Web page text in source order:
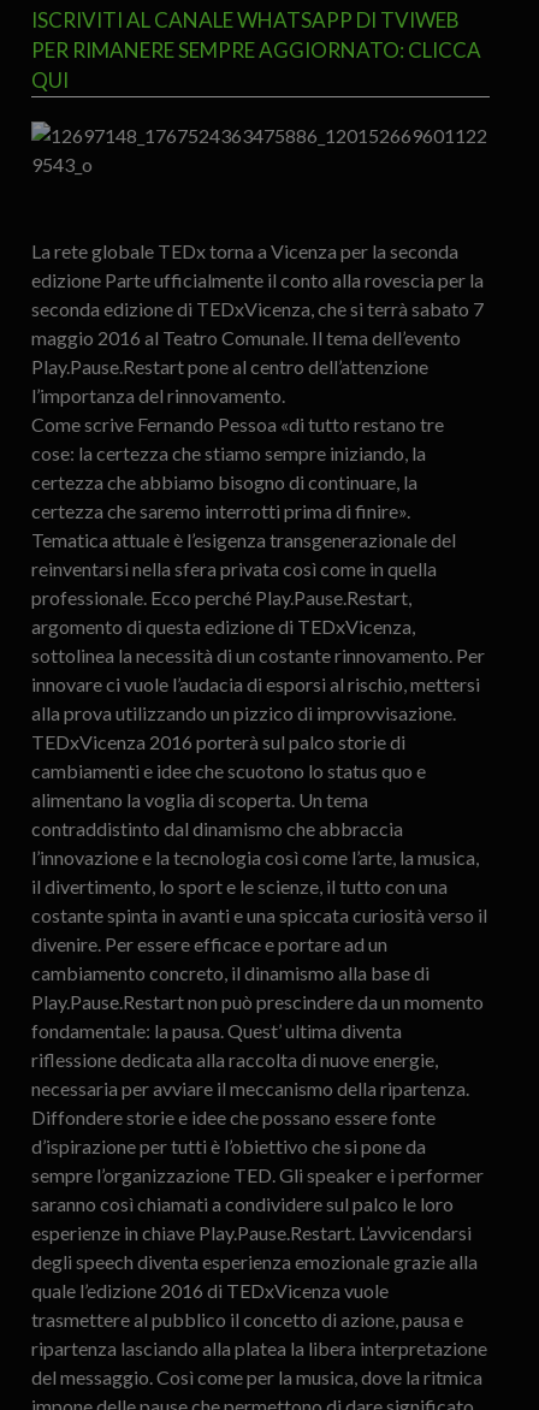
ISCRIVITI AL CANALE WHATSAPP DI TVIWEB
PER RIMANERE SEMPRE AGGIORNATO: CLICCA
QUI
La rete globale TEDx torna a Vicenza per la seconda
edizione Parte ufficialmente il conto alla rovescia per la
seconda edizione di TEDxVicenza, che si terrà sabato 7
maggio 2016 al Teatro Comunale. Il tema dell’evento
Play.Pause.Restart pone al centro dell’attenzione
l’importanza del rinnovamento.
Come scrive Fernando Pessoa «di tutto restano tre
cose: la certezza che stiamo sempre iniziando, la
certezza che abbiamo bisogno di continuare, la
certezza che saremo interrotti prima di finire».
Tematica attuale è l’esigenza transgenerazionale del
reinventarsi nella sfera privata così come in quella
professionale. Ecco perché Play.Pause.Restart,
argomento di questa edizione di TEDxVicenza,
sottolinea la necessità di un costante rinnovamento. Per
innovare ci vuole l’audacia di esporsi al rischio, mettersi
alla prova utilizzando un pizzico di improvvisazione.
TEDxVicenza 2016 porterà sul palco storie di
cambiamenti e idee che scuotono lo status quo e
alimentano la voglia di scoperta. Un tema
contraddistinto dal dinamismo che abbraccia
l’innovazione e la tecnologia così come l’arte, la musica,
il divertimento, lo sport e le scienze, il tutto con una
costante spinta in avanti e una spiccata curiosità verso il
divenire. Per essere efficace e portare ad un
cambiamento concreto, il dinamismo alla base di
Play.Pause.Restart non può prescindere da un momento
fondamentale: la pausa. Quest’ ultima diventa
riflessione dedicata alla raccolta di nuove energie,
necessaria per avviare il meccanismo della ripartenza.
Diffondere storie e idee che possano essere fonte
d’ispirazione per tutti è l’obiettivo che si pone da
sempre l’organizzazione TED. Gli speaker e i performer
saranno così chiamati a condividere sul palco le loro
esperienze in chiave Play.Pause.Restart. L’avvicendarsi
degli speech diventa esperienza emozionale grazie alla
quale l’edizione 2016 di TEDxVicenza vuole
trasmettere al pubblico il concetto di azione, pausa e
ripartenza lasciando alla platea la libera interpretazione
del messaggio. Così come per la musica, dove la ritmica
impone delle pause che permettono di dare significato